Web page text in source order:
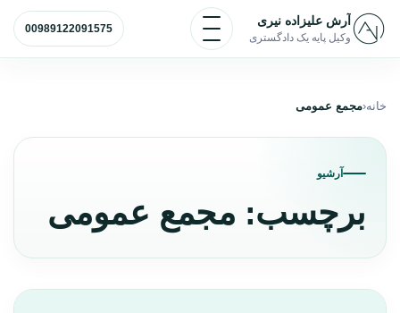
پرش به محتوا
آرش علیزاده نیری
وکیل پایه یک دادگستری
باز و بسته کردن منو
00989122091575
خانه مجمع عمومی
آرشیو
برچسب: مجمع عمومی